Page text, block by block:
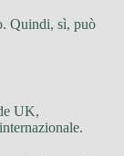
Quindi, sì, può
UK,